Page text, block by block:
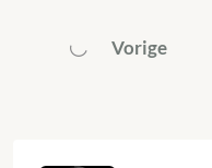
Vorige